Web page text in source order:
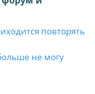
повторять
не могу